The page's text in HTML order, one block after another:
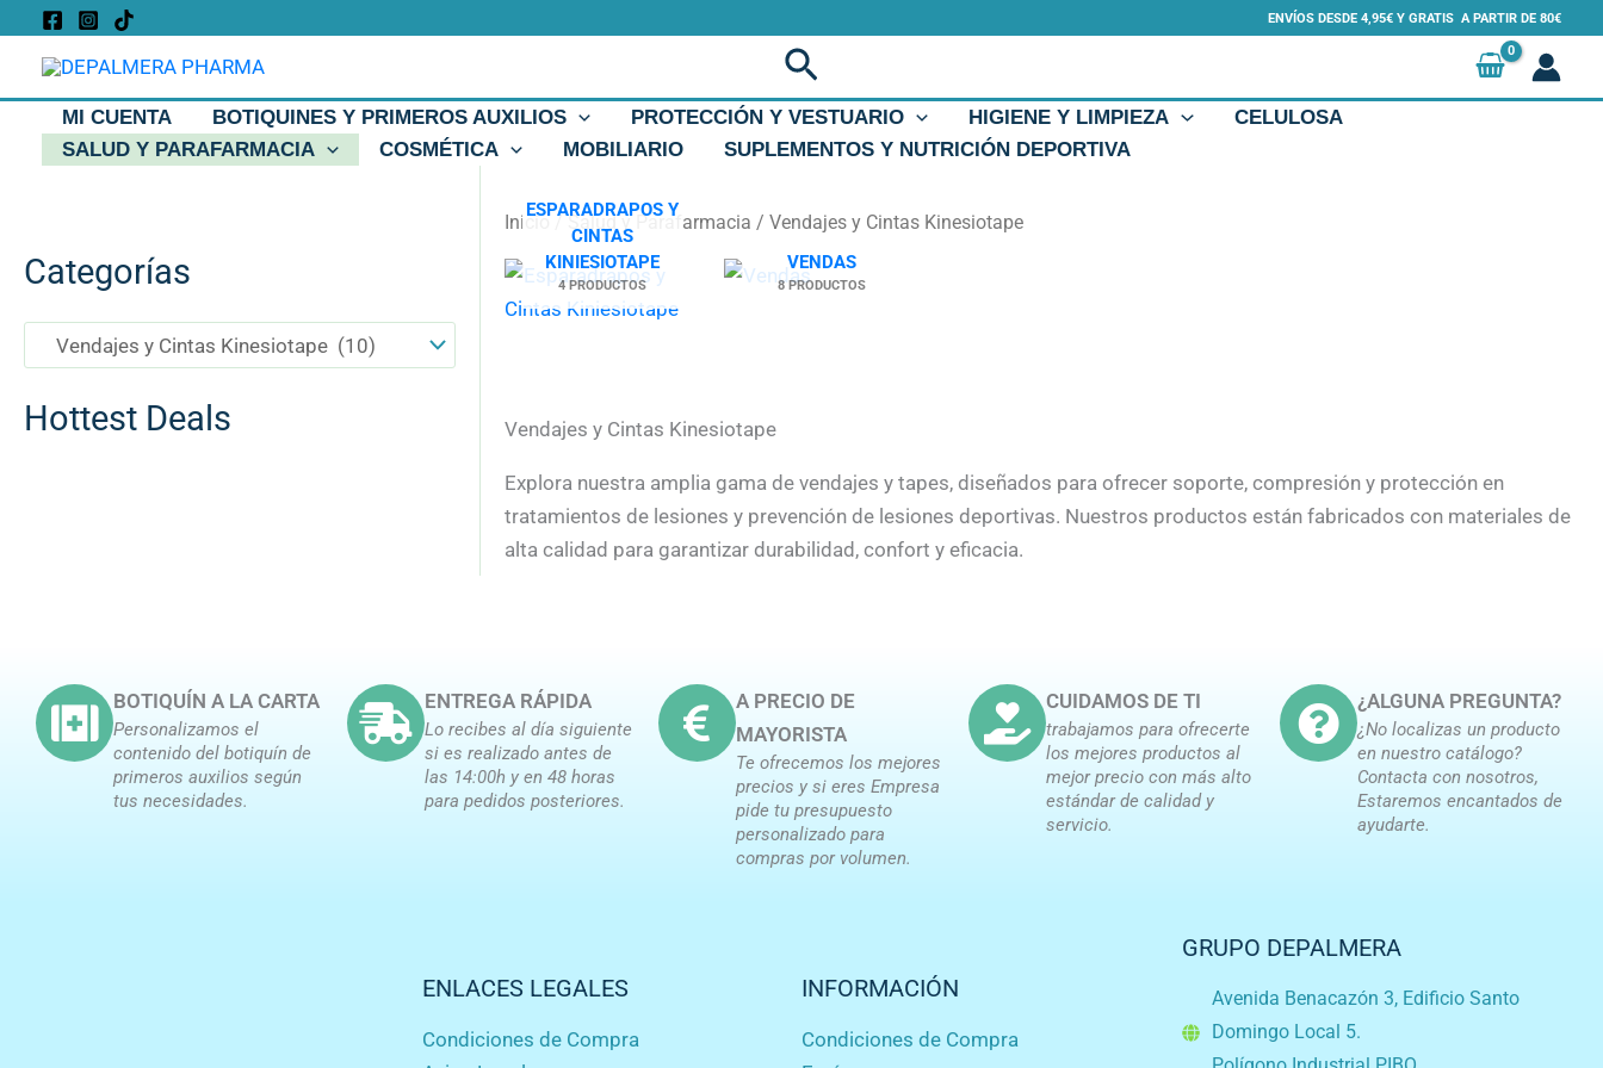
contenido
ENVÍOS DESDE 4,95€ Y GRATIS A PARTIR DE 80€
Buscar
MI CUENTA BOTIQUINES Y PRIMEROS AUXILIOS PROTECCIÓN Y VESTUARIO HIGIENE Y LIMPIEZA
CELULOSA
SALUD Y PARAFARMACIA
COSMÉTICA MOBILIARIO SUPLEMENTOS Y NUTRICIÓN DEPORTIVA
Categorías
Hottest Deals
Inicio/Salud y Parafarmacia / Vendajes y Cintas Kinesiotape
ESPARADRAPOS Y
CINTAS
KINIESIOTAPE
4 PRODUCTOS
VENDAS
8 PRODUCTOS
Vendajes y Cintas Kinesiotape
Explora nuestra amplia gama de vendajes y tapes, diseñados para ofrecer soporte, compresión y protección en
tratamientos de lesiones y prevención de lesiones deportivas. Nuestros productos están fabricados con materiales de
alta calidad para garantizar durabilidad, confort y eficacia.
BOTIQUÍN A LA CARTA
Personalizamos el
contenido del botiquín de
primeros auxilios según
tus necesidades.
ENTREGA RÁPIDA
Lo recibes al día siguiente
si es realizado antes de
las 14:00h y en 48 horas
para pedidos posteriores.
A PRECIO DE
MAYORISTA
Te ofrecemos los mejores
precios y si eres Empresa
pide tu presupuesto
personalizado para
compras por volumen.
CUIDAMOS DE TI
trabajamos para ofrecerte
los mejores productos al
mejor precio con más alto
estándar de calidad y
servicio.
¿ALGUNA PREGUNTA?
¿No localizas un producto
en nuestro catálogo?
Contacta con nosotros,
Estaremos encantados de
ayudarte.
ENLACES LEGALES
Condiciones de Compra
INFORMACIÓN
Condiciones de Compra
GRUPO DEPALMERA
Avenida Benacazón 3, Edificio Santo
Domingo Local 5.